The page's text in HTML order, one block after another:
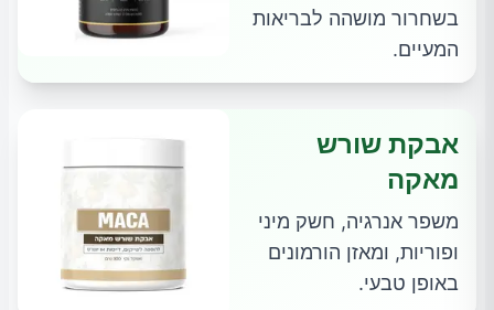
בשחרור מושהה לבריאות
המעיים.
אבקת שורש
מאקה
משפר אנרגיה, חשק מיני
ופוריות, ומאזן הורמונים
באופן טבעי.